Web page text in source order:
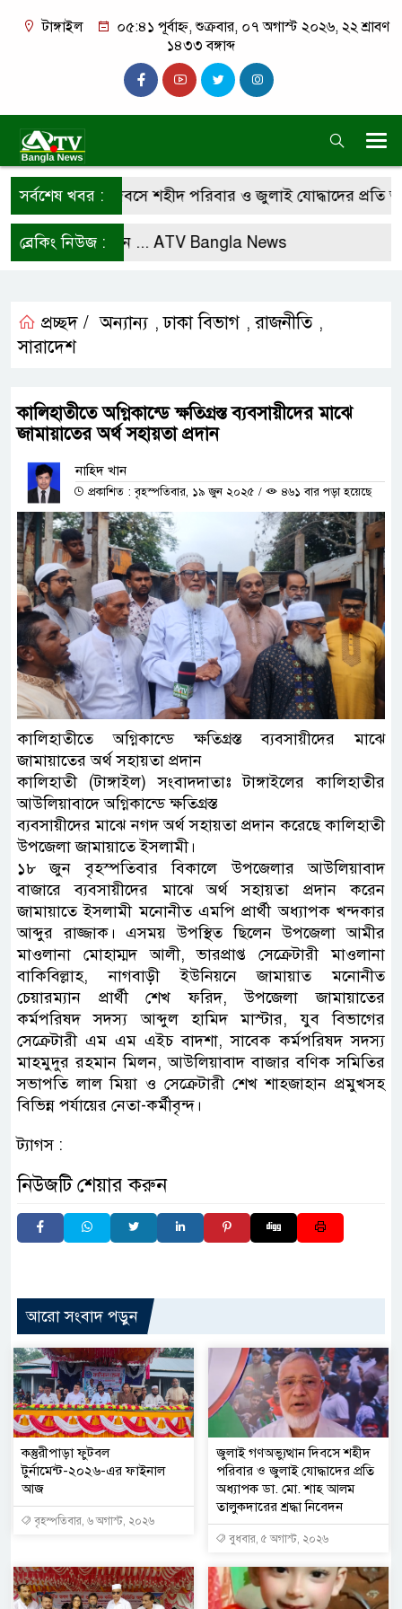
টাঙ্গাইল
০৫:৪১ পূর্বাহ্ন, শুক্রবার, ০৭ অগাস্ট ২০২৬, ২২ শ্রাবণ
১৪৩৩ বঙ্গাব্দ
সর্বশেষ খবর :দিবসে শহীদ পরিবার ও জুলাই যোদ্ধাদের প্রতি
ব্রেকিং নিউজ :
ফলো করে রাখুন ...ATV Bangla News
প্রচ্ছদ / অন্যান্য ,ঢাকা বিভাগ ,রাজনীতি ,
সারাদেশ
কালিহাতীতে অগ্নিকান্ডে ক্ষতিগ্রস্ত ব্যবসায়ীদের মাঝে
জামায়াতের অর্থ সহায়তা প্রদান
নাহিদ খান
প্রকাশিত : বৃহস্পতিবার, ১৯ জুন ২০২৫ / ৪৬১ বার পড়া হয়েছে
কালিহাতীতে অগ্নিকান্ডে ক্ষতিগ্রস্ত ব্যবসায়ীদের মাঝে
জামায়াতের অর্থ সহায়তা প্রদান
কালিহাতী (টাঙ্গাইল) সংবাদদাতাঃ টাঙ্গাইলের কালিহাতীর
আউলিয়াবাদে অগ্নিকান্ডে ক্ষতিগ্রস্ত
ব্যবসায়ীদের মাঝে নগদ অর্থ সহায়তা প্রদান করেছে কালিহাতী
উপজেলা জামায়াতে ইসলামী।
১৮ জুন বৃহস্পতিবার বিকালে উপজেলার আউলিয়াবাদ
বাজারে ব্যবসায়ীদের মাঝে অর্থ সহায়তা প্রদান করেন
জামায়াতে ইসলামী মনোনীত এমপি প্রার্থী অধ্যাপক খন্দকার
আব্দুর রাজ্জাক। এসময় উপস্থিত ছিলেন উপজেলা আমীর
মাওলানা মোহাম্মদ আলী, ভারপ্রাপ্ত সেক্রেটারী মাওলানা
বাকিবিল্লাহ, নাগবাড়ী ইউনিয়নে জামায়াত মনোনীত
চেয়ারম্যান প্রার্থী শেখ ফরিদ, উপজেলা জামায়াতের
কর্মপরিষদ সদস্য আব্দুল হামিদ মাস্টার, যুব বিভাগের
সেক্রেটারী এম এম এইচ বাদশা, সাবেক কর্মপরিষদ সদস্য
মাহমুদুর রহমান মিলন, আউলিয়াবাদ বাজার বণিক সমিতির
সভাপতি লাল মিয়া ও সেক্রেটারী শেখ শাহজাহান প্রমুখসহ
বিভিন্ন পর্যায়ের নেতা-কর্মীবৃন্দ।
ট্যাগস :
নিউজটি শেয়ার করুন
আরো সংবাদ পড়ুন
কস্তুরীপাড়া ফুটবল
টুর্নামেন্ট-২০২৬-এর ফাইনাল
আজ
বৃহস্পতিবার, ৬ অগাস্ট, ২০২৬
জুলাই গণঅভ্যুত্থান দিবসে শহীদ
পরিবার ও জুলাই যোদ্ধাদের প্রতি
অধ্যাপক ডা. মো. শাহ আলম
তালুকদারের শ্রদ্ধা নিবেদন
বুধবার, ৫ অগাস্ট, ২০২৬